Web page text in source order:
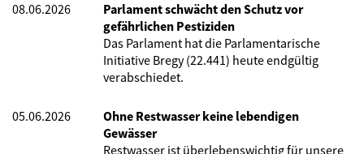
08.06.2026
Parlament schwächt den Schutz vor
gefährlichen Pestiziden
Das Parlament hat die Parlamentarische
Initiative Bregy (22.441) heute endgültig
verabschiedet.
05.06.2026
Ohne Restwasser keine lebendigen
Gewässer
Restwasser ist überlebenswichtig für unsere